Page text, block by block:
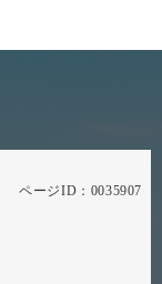
ページID：0035907